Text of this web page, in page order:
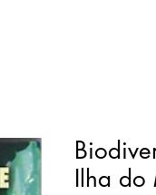
Ilha do